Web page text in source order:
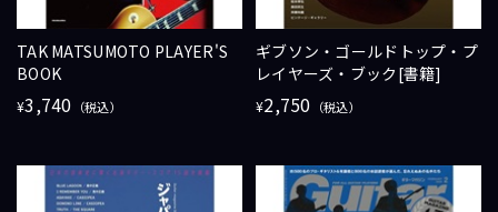
TAK MATSUMOTO PLAYER'S
BOOK
¥3,740 （税込）
ギブソン・ゴールドトップ・プ
レイヤーズ・ブック[書籍]
¥2,750 （税込）